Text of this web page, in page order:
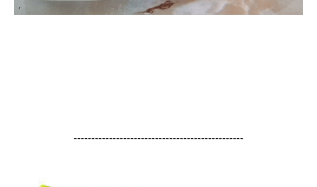
------------------------------------------------